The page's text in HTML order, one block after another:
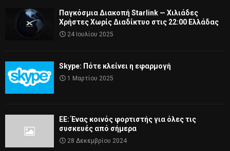
Παγκόσμια Διακοπή Starlink — Χιλιάδες
Χρήστες Χωρίς Διαδίκτυο στις 22:00 Ελλάδας
24 Ιουλίου 2025
Skype: Πότε κλείνει η εφαρμογή
1 Μαρτίου 2025
ΕΕ: Ένας κοινός φορτιστής για όλες τις
συσκευές από σήμερα
28 Δεκεμβρίου 2024